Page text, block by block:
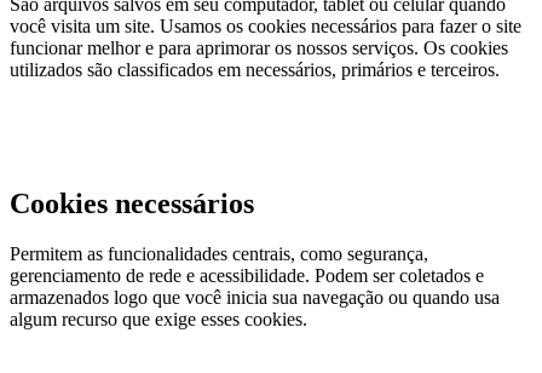
você visita um site. Usamos os cookies necessários para fazer o site
funcionar melhor e para aprimorar os nossos serviços. Os cookies
utilizados são classificados em necessários, primários e terceiros.
Cookies necessários
Permitem as funcionalidades centrais, como segurança,
gerenciamento de rede e acessibilidade. Podem ser coletados e
armazenados logo que você inicia sua navegação ou quando usa
algum recurso que exige esses cookies.